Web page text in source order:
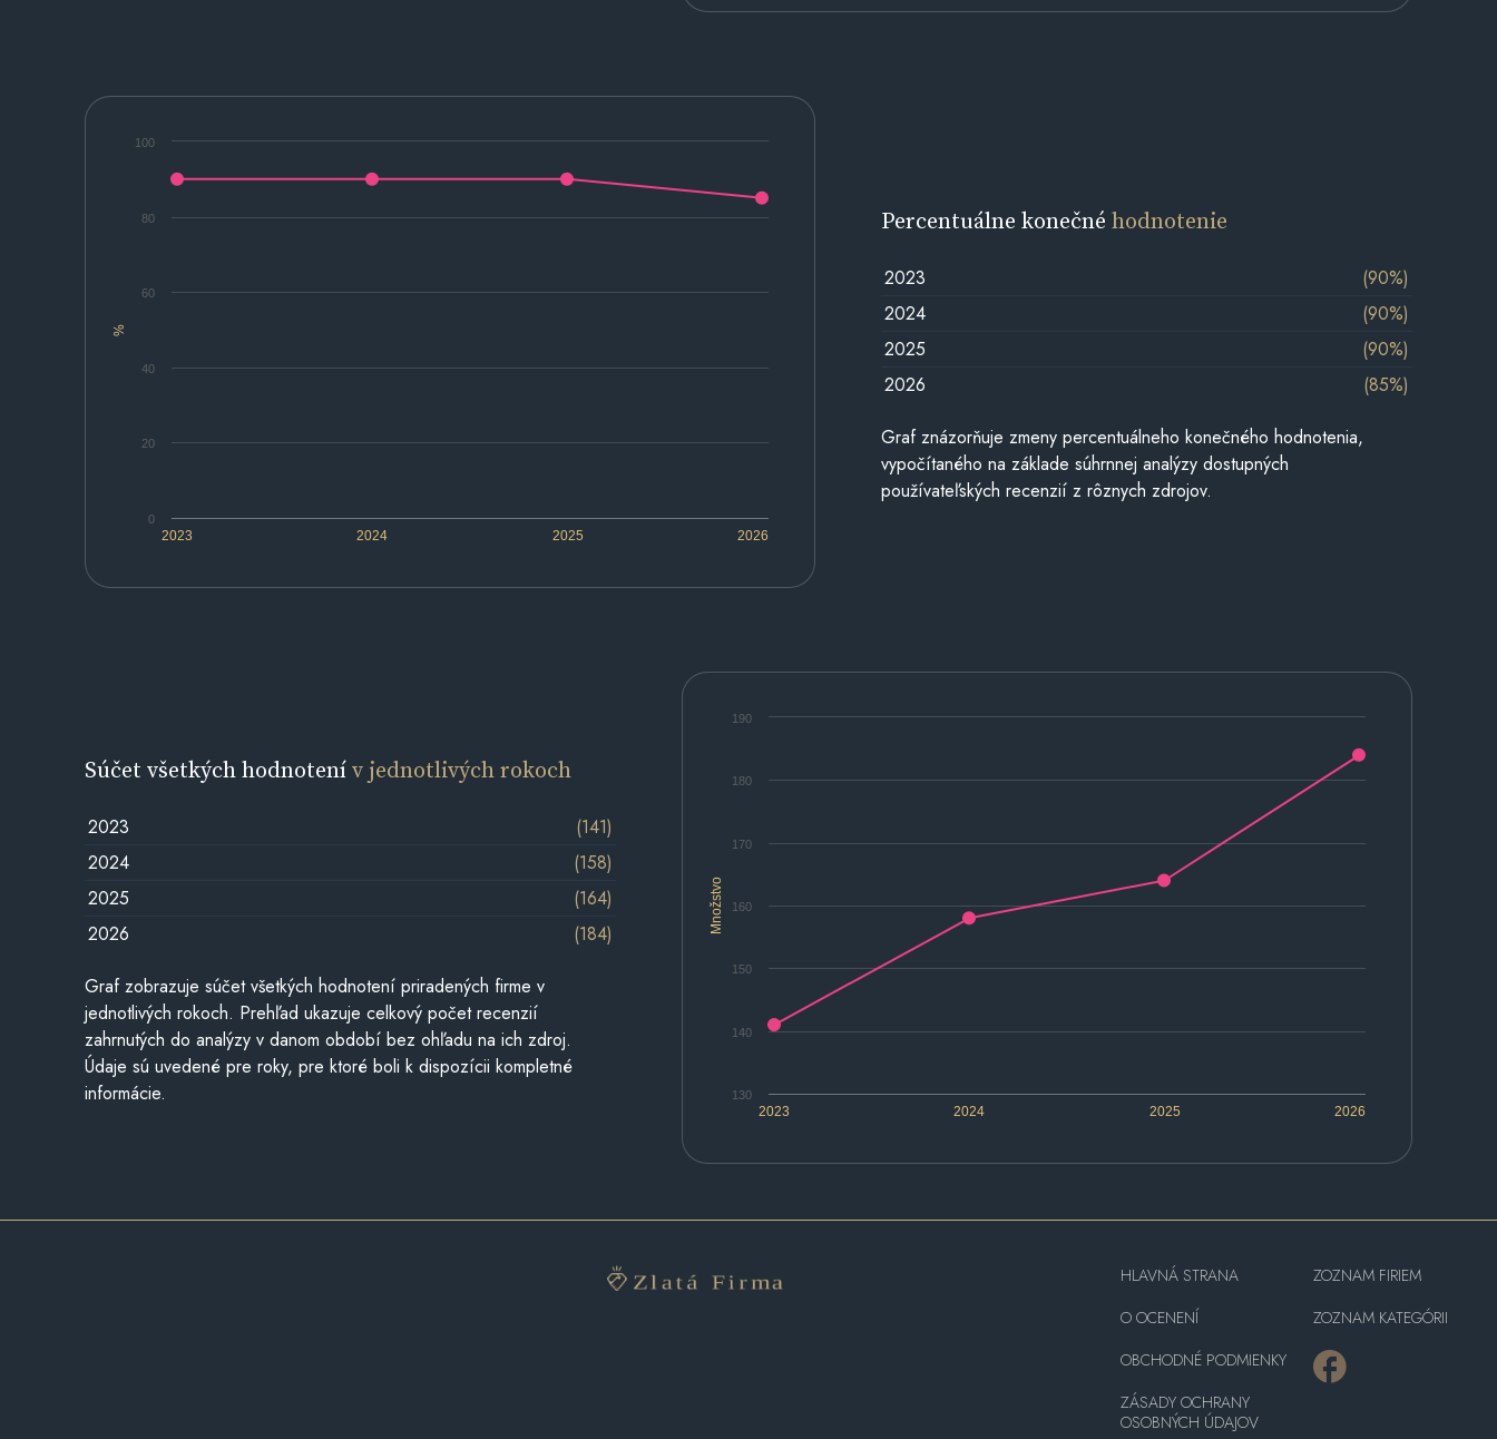
%
2023 2024 2025 2026
0
20
40
60
80
100
Percentuálne konečnéhodnotenie
2023
(90%)
2024
(90%)
2025
(90%)
2026
(85%)
Graf znázorňuje zmeny percentuálneho konečného hodnotenia,
vypočítaného na základe súhrnnej analýzy dostupných
používateľských recenzií z rôznych zdrojov.
Množstvo
2023 2024 2025 2026
130
140
150
160
170
180
190
Súčet všetkých hodnotenív jednotlivých rokoch
2023
(141)
2024
(158)
2025
(164)
2026
(184)
Graf zobrazuje súčet všetkých hodnotení priradených firme v
jednotlivých rokoch. Prehľad ukazuje celkový počet recenzií
zahrnutých do analýzy v danom období bez ohľadu na ich zdroj.
Údaje sú uvedené pre roky, pre ktoré boli k dispozícii kompletné
informácie.
HLAVNÁ STRANA
O OCENENÍ
OBCHODNÉ PODMIENKY
ZÁSADY OCHRANY
OSOBNÝCH ÚDAJOV
ZOZNAM FIRIEM
ZOZNAM KATEGÓRII